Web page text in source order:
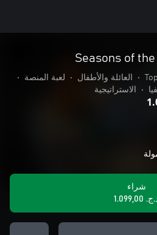
Seasons of
• العائلة والأطفال • لعبة المنصة
•
• الاستراتيجية
شراء
1.099,00